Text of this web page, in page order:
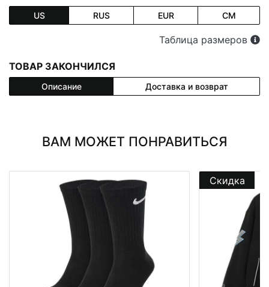
US RUS EUR CM
Таблица размеров
ТОВАР ЗАКОНЧИЛСЯ
Описание Доставка и возврат
ВАМ МОЖЕТ ПОНРАВИТЬСЯ
Скидка